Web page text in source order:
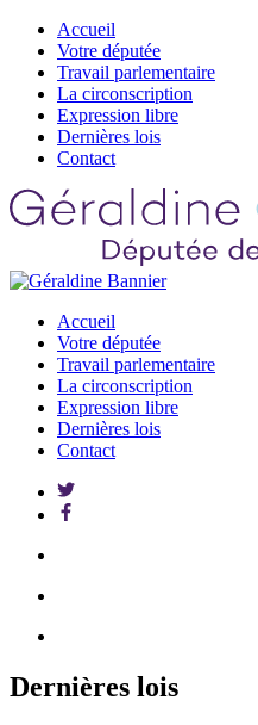
Accueil
Votre députée
Travail parlementaire
La circonscription
Expression libre
Dernières lois
Contact
Accueil
Votre députée
Travail parlementaire
La circonscription
Expression libre
Dernières lois
Contact
Dernières lois